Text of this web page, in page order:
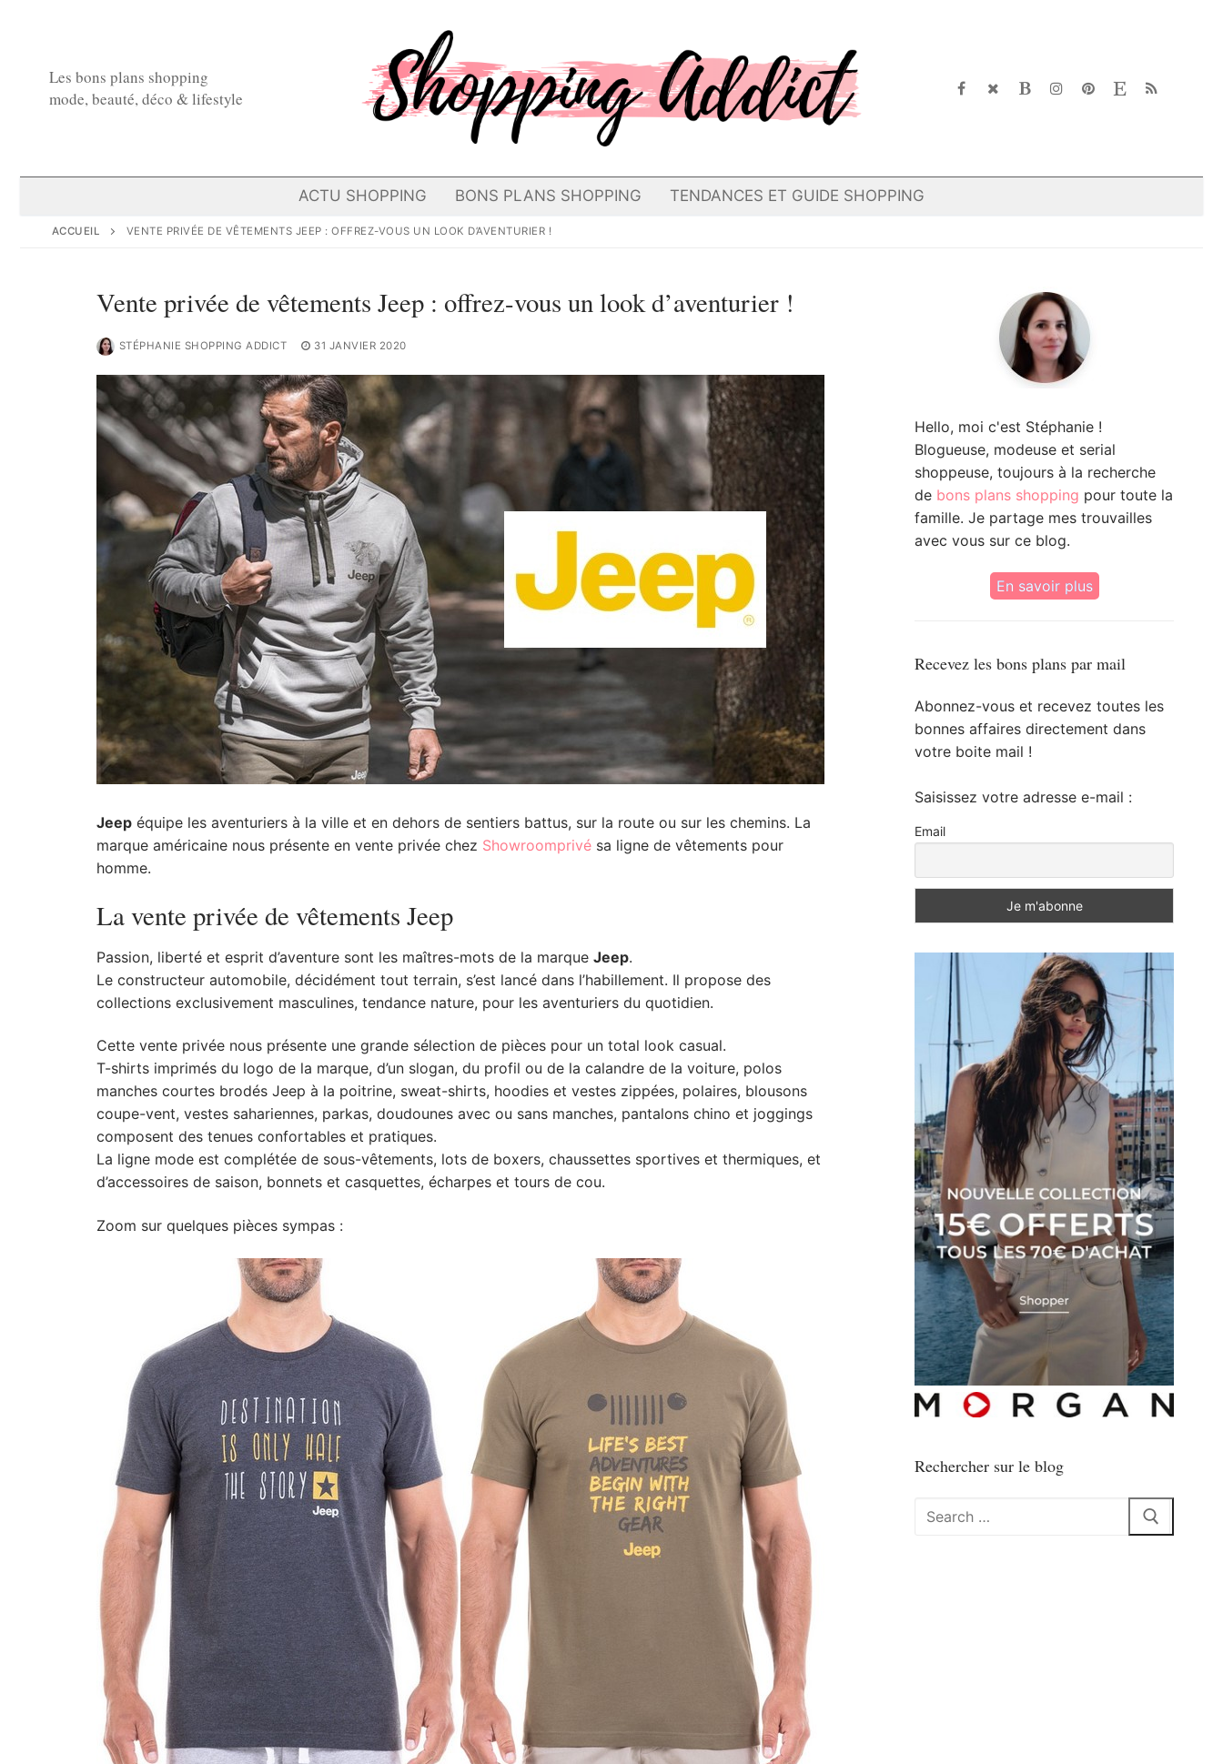
Les bons plans shopping
mode, beauté, déco & lifestyle
ACTU SHOPPING BONS PLANS SHOPPING TENDANCES ET GUIDE SHOPPING
ACCUEIL VENTE PRIVÉE DE VÊTEMENTS JEEP : OFFREZ-VOUS UN LOOK D’AVENTURIER !
Vente privée de vêtements Jeep : offrez-vous un look d’aventurier !
STÉPHANIE SHOPPING ADDICT 31 JANVIER 2020
Jeepéquipe les aventuriers à la ville et en dehors de sentiers battus, sur la route ou sur les chemins. La
marque américaine nous présente en vente privée chez Showroomprivésa ligne de vêtements pour
homme.
La vente privée de vêtements Jeep
Passion, liberté et esprit d’aventure sont les maîtres-mots de la marque Jeep.
Le constructeur automobile, décidément tout terrain, s’est lancé dans l’habillement. Il propose des
collections exclusivement masculines, tendance nature, pour les aventuriers du quotidien.
Cette vente privée nous présente une grande sélection de pièces pour un total look casual.
T-shirts imprimés du logo de la marque, d’un slogan, du profil ou de la calandre de la voiture, polos
manches courtes brodés Jeep à la poitrine, sweat-shirts, hoodies et vestes zippées, polaires, blousons
coupe-vent, vestes sahariennes, parkas, doudounes avec ou sans manches, pantalons chino et joggings
composent des tenues confortables et pratiques.
La ligne mode est complétée de sous-vêtements, lots de boxers, chaussettes sportives et thermiques, et
d’accessoires de saison, bonnets et casquettes, écharpes et tours de cou.
Zoom sur quelques pièces sympas :
Hello, moi c'est Stéphanie !
Blogueuse, modeuse et serial
shoppeuse, toujours à la recherche
de bons plans shopping pour toute la
famille. Je partage mes trouvailles
avec vous sur ce blog.
En savoir plus
Recevez les bons plans par mail
Abonnez-vous et recevez toutes les
bonnes affaires directement dans
votre boite mail !
Saisissez votre adresse e-mail :
Email
Rechercher sur le blog
Rechercher